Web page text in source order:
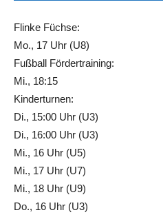
Flinke Füchse:
Mo., 17 Uhr (U8)
Fußball Fördertraining:
Mi., 18:15
Kinderturnen:
Di., 15:00 Uhr (U3)
Di., 16:00 Uhr (U3)
Mi., 16 Uhr (U5)
Mi., 17 Uhr (U7)
Mi., 18 Uhr (U9)
Do., 16 Uhr (U3)